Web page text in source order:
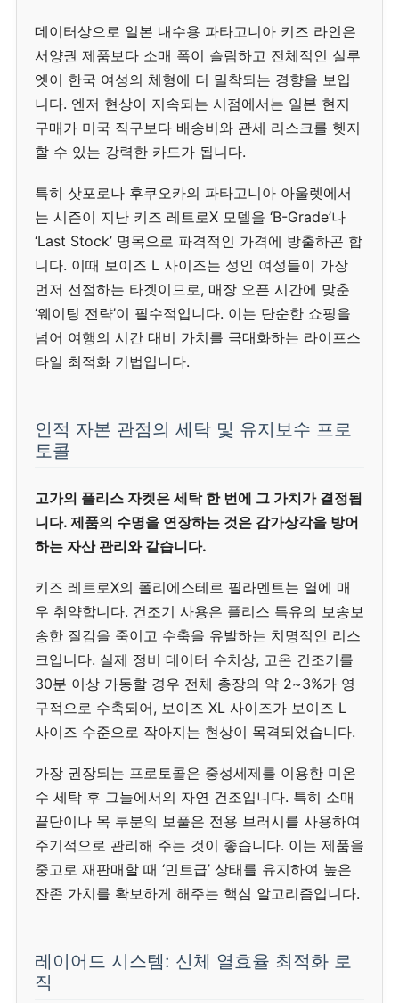
데이터상으로 일본 내수용 파타고니아 키즈 라인은
서양권 제품보다 소매 폭이 슬림하고 전체적인 실루
엣이 한국 여성의 체형에 더 밀착되는 경향을 보입
니다. 엔저 현상이 지속되는 시점에서는 일본 현지
구매가 미국 직구보다 배송비와 관세 리스크를 헷지
할 수 있는 강력한 카드가 됩니다.
특히 삿포로나 후쿠오카의 파타고니아 아울렛에서
는 시즌이 지난 키즈 레트로X 모델을 ‘B-Grade’나
‘Last Stock’ 명목으로 파격적인 가격에 방출하곤 합
니다. 이때 보이즈 L 사이즈는 성인 여성들이 가장
먼저 선점하는 타겟이므로, 매장 오픈 시간에 맞춘
‘웨이팅 전략’이 필수적입니다. 이는 단순한 쇼핑을
넘어 여행의 시간 대비 가치를 극대화하는 라이프스
타일 최적화 기법입니다.
인적 자본 관점의 세탁 및 유지보수 프로
토콜
고가의 플리스 자켓은 세탁 한 번에 그 가치가 결정됩
니다. 제품의 수명을 연장하는 것은 감가상각을 방어
하는 자산 관리와 같습니다.
키즈 레트로X의 폴리에스테르 필라멘트는 열에 매
우 취약합니다. 건조기 사용은 플리스 특유의 보송보
송한 질감을 죽이고 수축을 유발하는 치명적인 리스
크입니다. 실제 정비 데이터 수치상, 고온 건조기를
30분 이상 가동할 경우 전체 총장의 약 2~3%가 영
구적으로 수축되어, 보이즈 XL 사이즈가 보이즈 L
사이즈 수준으로 작아지는 현상이 목격되었습니다.
가장 권장되는 프로토콜은 중성세제를 이용한 미온
수 세탁 후 그늘에서의 자연 건조입니다. 특히 소매
끝단이나 목 부분의 보풀은 전용 브러시를 사용하여
주기적으로 관리해 주는 것이 좋습니다. 이는 제품을
중고로 재판매할 때 ‘민트급’ 상태를 유지하여 높은
잔존 가치를 확보하게 해주는 핵심 알고리즘입니다.
레이어드 시스템: 신체 열효율 최적화 로
직